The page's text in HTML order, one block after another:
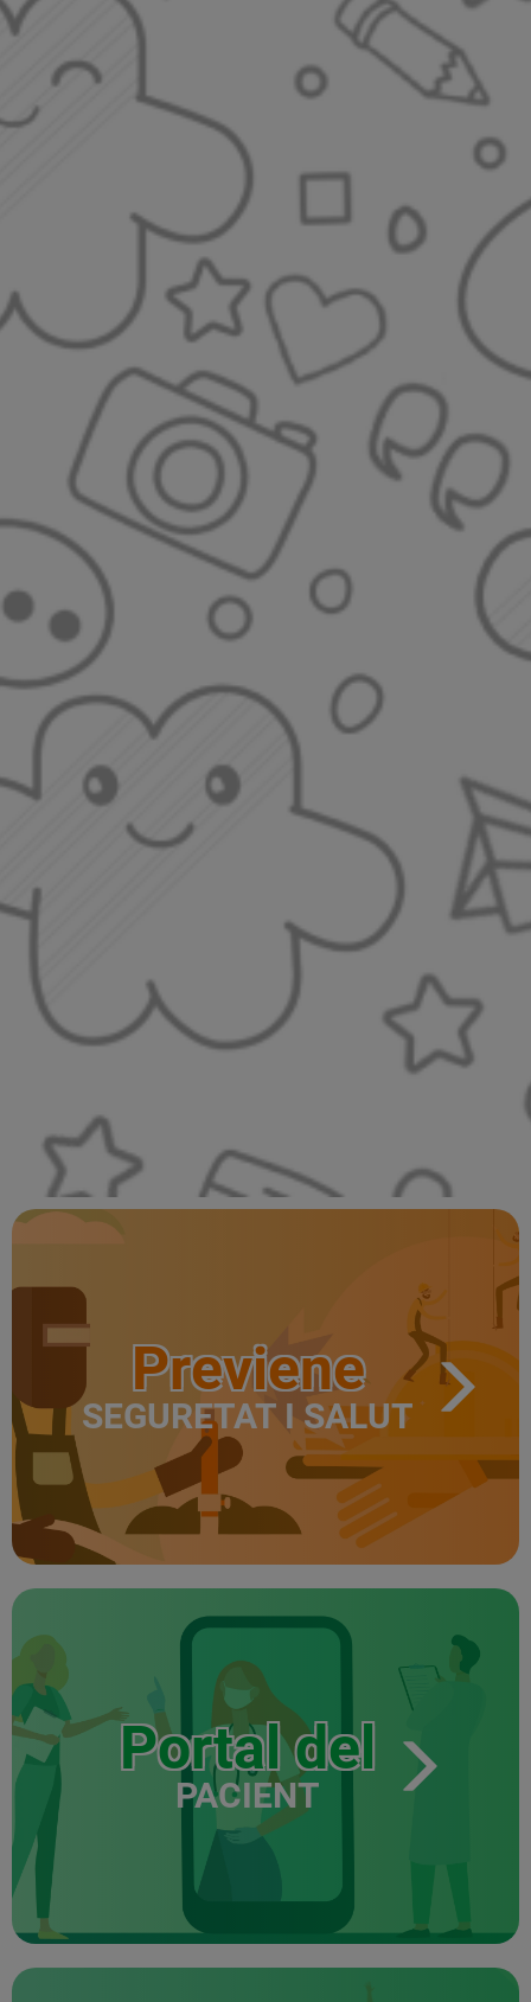
Previene
SEGURETAT I SALUT
Portal del
PACIENT